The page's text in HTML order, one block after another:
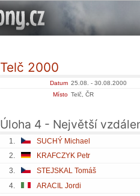
Telč 2000
Datum 25.08. - 30.08.2000
Místo Telč, ČR
Úloha 4 - Největší
1.
SUCHÝ Michael
2.
KRAFCZYK Petr
3.
STEJSKAL Tomáš
4.
ARACIL Jordi